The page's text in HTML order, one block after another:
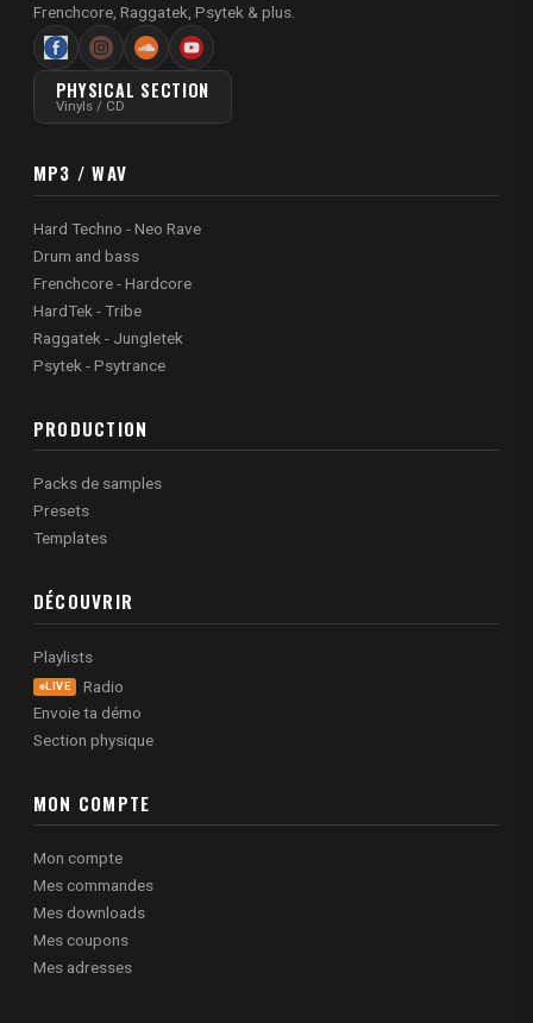
Frenchcore, Raggatek, Psytek & plus.
PHYSICAL SECTION
Vinyls / CD
MP3 / WAV
Hard Techno - Neo Rave
Drum and bass
Frenchcore - Hardcore
HardTek - Tribe
Raggatek - Jungletek
Psytek - Psytrance
PRODUCTION
Packs de samples
Presets
Templates
DÉCOUVRIR
Playlists
LIVE
Radio
Envoie ta démo
Section physique
MON COMPTE
Mon compte
Mes commandes
Mes downloads
Mes coupons
Mes adresses